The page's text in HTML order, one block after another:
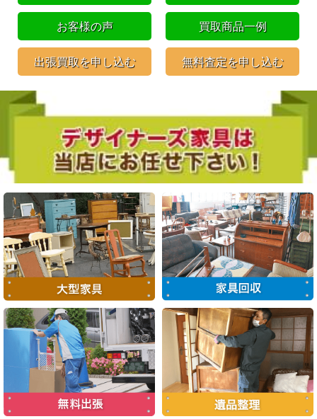
お客様の声 買取商品一例
出張買取を申し込む 無料査定を申し込む